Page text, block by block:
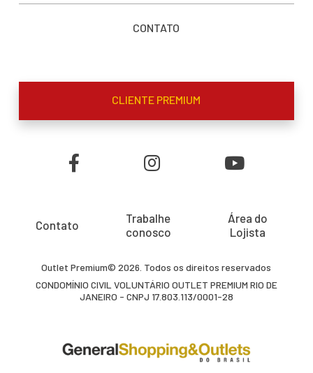
CONTATO
CLIENTE PREMIUM
Contato
Trabalhe
conosco
Área do
Lojista
Outlet Premium© 2026. Todos os direitos reservados
CONDOMÍNIO CIVIL VOLUNTÁRIO OUTLET PREMIUM RIO DE
JANEIRO - CNPJ 17.803.113/0001-28